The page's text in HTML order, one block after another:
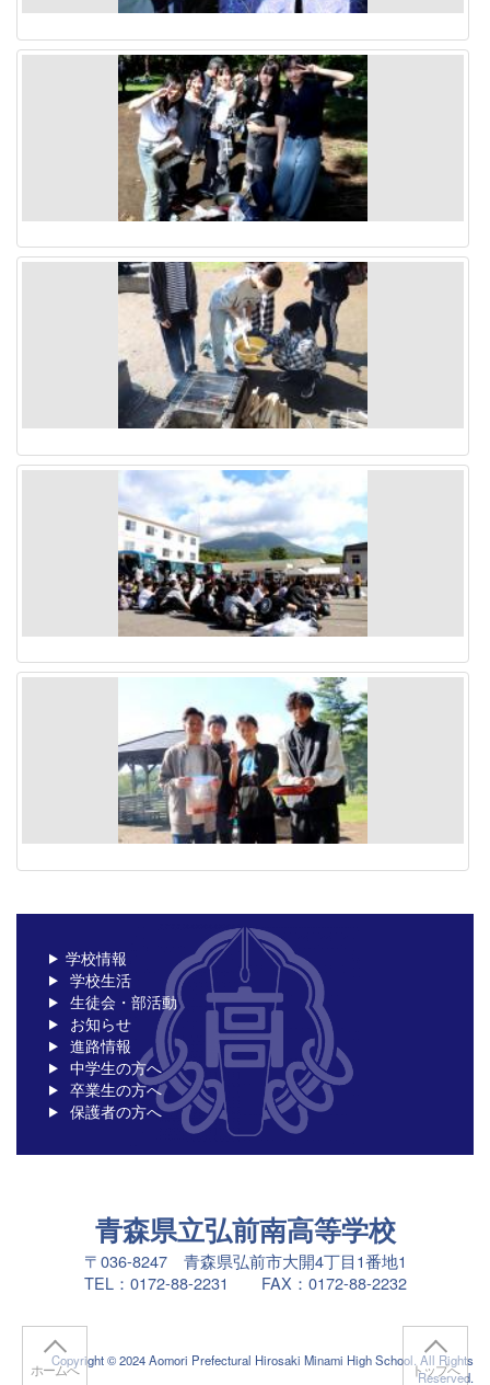
学校情報
学校生活
生徒会・部活動
お知らせ
進路情報
中学生の方へ
卒業生の方へ
保護者の方へ
青森県立弘前南高等学校
〒036-8247 青森県弘前市大開4丁目1番地1
TEL：0172-88-2231 FAX：0172-88-2232
Copyright © 2024 Aomori Prefectural Hirosaki Minami High School. All Rights
Reserved.
ホームへ トップへ